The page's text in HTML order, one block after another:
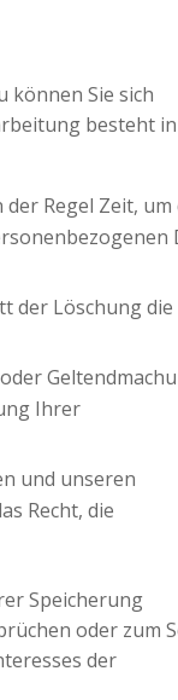
können Sie sich
besteht in
Regel Zeit, um
der Löschung die
Ihrer
und unseren
Recht, die
Speicherung
oder zum
der